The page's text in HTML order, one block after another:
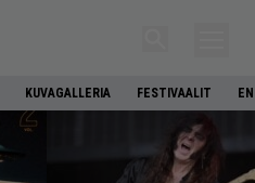
KUVAGALLERIA FESTIVAALIT